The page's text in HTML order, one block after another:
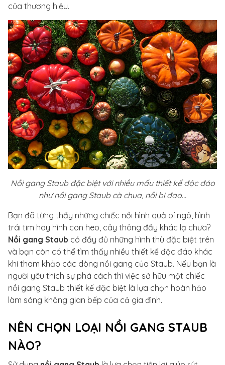
của thương hiệu.
Nồi gang Staub đặc biệt với nhiều mấu thiết kế độc đáo
như nồi gang Staub cà chua, nồi bí đao...
Bạn đã từng thấy những chiếc nồi hình quả bí ngô, hình
trái tim hay hình con heo, cây thông đầy khác lạ chưa?
Nồi gang Staub có đầy đủ những hình thù đặc biệt trên
và bạn còn có thể tìm thấy nhiều thiết kế độc đáo khác
khi tham khảo các dòng nồi gang của Staub. Nếu bạn là
người yêu thích sự phá cách thì việc sở hữu một chiếc
nồi gang Staub thiết kế đặc biệt là lựa chọn hoàn hảo
làm sáng không gian bếp của cả gia đình.
NÊN CHỌN LOẠI NỒI GANG STAUB
NÀO?